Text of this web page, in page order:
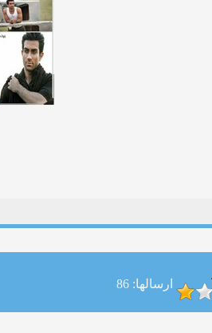
ارسالها: 86